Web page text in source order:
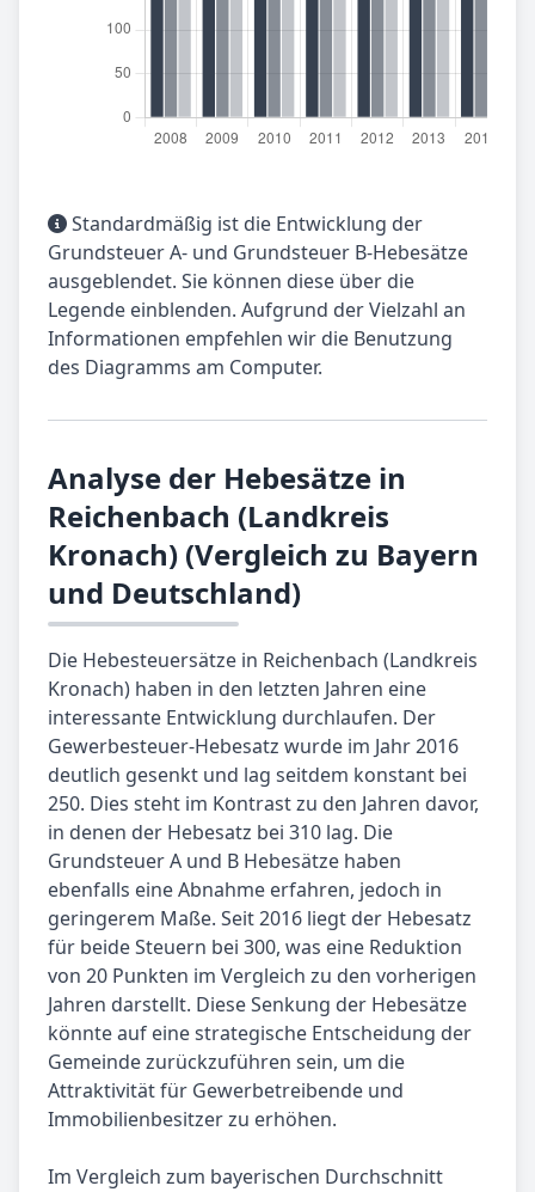
Standardmäßig ist die Entwicklung der
Grundsteuer A- und Grundsteuer B-Hebesätze
ausgeblendet. Sie können diese über die
Legende einblenden. Aufgrund der Vielzahl an
Informationen empfehlen wir die Benutzung
des Diagramms am Computer.
Analyse der Hebesätze in
Reichenbach (Landkreis
Kronach) (Vergleich zu Bayern
und Deutschland)
Die Hebesteuersätze in Reichenbach (Landkreis
Kronach) haben in den letzten Jahren eine
interessante Entwicklung durchlaufen. Der
Gewerbesteuer-Hebesatz wurde im Jahr 2016
deutlich gesenkt und lag seitdem konstant bei
250. Dies steht im Kontrast zu den Jahren davor,
in denen der Hebesatz bei 310 lag. Die
Grundsteuer A und B Hebesätze haben
ebenfalls eine Abnahme erfahren, jedoch in
geringerem Maße. Seit 2016 liegt der Hebesatz
für beide Steuern bei 300, was eine Reduktion
von 20 Punkten im Vergleich zu den vorherigen
Jahren darstellt. Diese Senkung der Hebesätze
könnte auf eine strategische Entscheidung der
Gemeinde zurückzuführen sein, um die
Attraktivität für Gewerbetreibende und
Immobilienbesitzer zu erhöhen.
Im Vergleich zum bayerischen Durchschnitt